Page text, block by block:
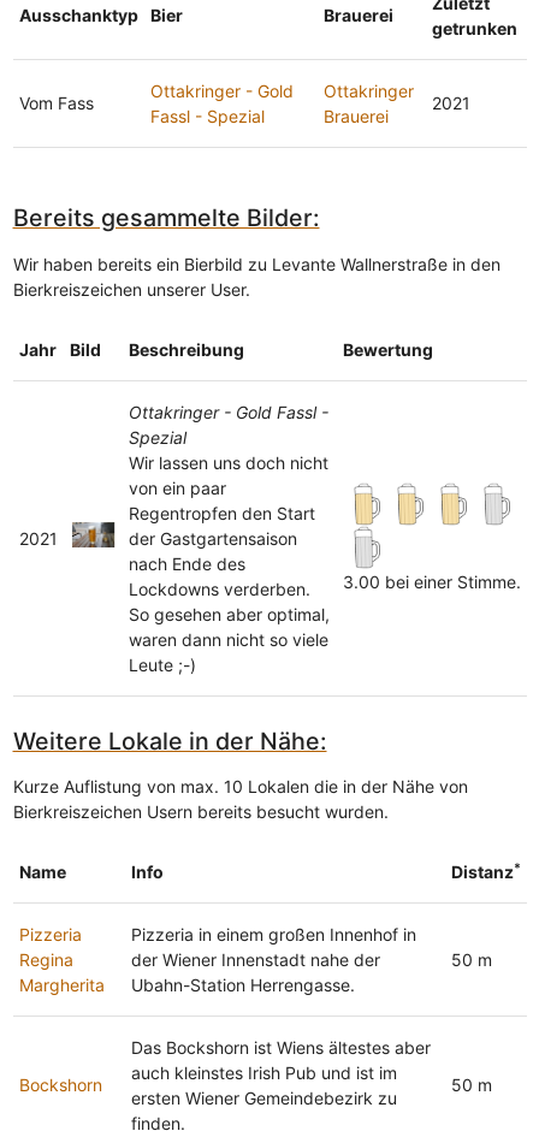
Ausschanktyp Bier Brauerei
getrunken
Vom Fass
Ottakringer - Gold
Fassl - Spezial
Ottakringer
Brauerei
2021
Bereits gesammelte Bilder:
Wir haben bereits ein Bierbild zu Levante Wallnerstraße in den
Bierkreiszeichen unserer User.
Jahr Bild Beschreibung Bewertung
2021
Ottakringer - Gold Fassl -
Spezial
Wir lassen uns doch nicht
von ein paar
Regentropfen den Start
der Gastgartensaison
nach Ende des
Lockdowns verderben.
So gesehen aber optimal,
waren dann nicht so viele
Leute ;-)
3.00 bei einer Stimme.
Weitere Lokale in der Nähe:
Kurze Auflistung von max. 10 Lokalen die in der Nähe von
Bierkreiszeichen Usern bereits besucht wurden.
Name Info Distanz*
Pizzeria
Regina
Margherita
Pizzeria in einem großen Innenhof in
der Wiener Innenstadt nahe der
Ubahn-Station Herrengasse.
50 m
Bockshorn
Das Bockshorn ist Wiens ältestes aber
auch kleinstes Irish Pub und ist im
ersten Wiener Gemeindebezirk zu
finden.
50 m